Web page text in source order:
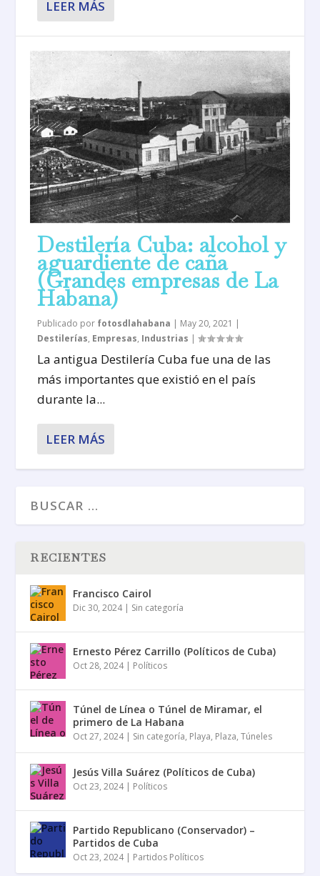
LEER MÁS
Destilería Cuba: alcohol y
aguardiente de caña
(Grandes empresas de La
Habana)
Publicado por fotosdlahabana | May 20, 2021 |
Destilerías, Empresas, Industrias |
La antigua Destilería Cuba fue una de las
más importantes que existió en el país
durante la...
LEER MÁS
RECIENTES
Francisco Cairol
Dic 30, 2024| Sin categoría
Ernesto Pérez Carrillo (Políticos de Cuba)
Oct 28, 2024| Políticos
Túnel de Línea o Túnel de Miramar, el
primero de La Habana
Oct 27, 2024| Sin categoría, Playa, Plaza,Túneles
Jesús Villa Suárez (Políticos de Cuba)
Oct 23, 2024| Políticos
Partido Republicano (Conservador) –
Partidos de Cuba
Oct 23, 2024| Partidos Políticos